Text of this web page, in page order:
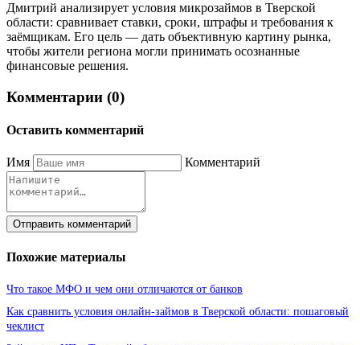
Дмитрий анализирует условия микрозаймов в Тверской
области: сравнивает ставки, сроки, штрафы и требования к
заёмщикам. Его цель — дать объективную картину рынка,
чтобы жители региона могли принимать осознанные
финансовые решения.
Комментарии (0)
Оставить комментарий
Имя Комментарий
Отправить комментарий
Похожие материалы
Что такое МФО и чем они отличаются от банков
Как сравнить условия онлайн-займов в Тверской области: пошаговый
чеклист